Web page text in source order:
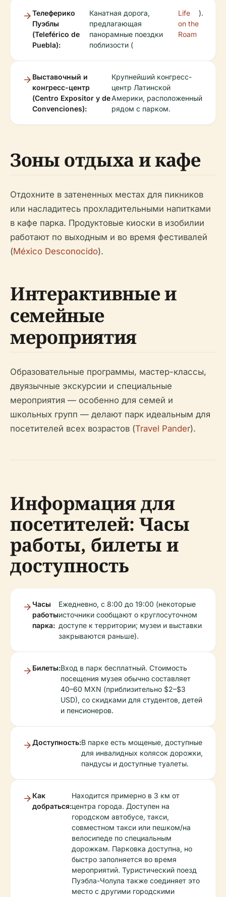
Телеферико
Пуэблы
(Teleférico de
Puebla):
Канатная дорога,
предлагающая
панорамные поездки
поблизости (
Life
on the
Roam
).
Выставочный и
конгресс-центр
(Centro Expositor y de
Convenciones):
Крупнейший конгресс-
центр Латинской
Америки, расположенный
рядом с парком.
Зоны отдыха и кафе
Отдохните в затененных местах для пикников
или насладитесь прохладительными напитками
в кафе парка. Продуктовые киоски в изобилии
работают по выходным и во время фестивалей
(México Desconocido).
Интерактивные и
семейные
мероприятия
Образовательные программы, мастер-классы,
двуязычные экскурсии и специальные
мероприятия — особенно для семей и
школьных групп — делают парк идеальным для
посетителей всех возрастов (Travel Pander).
Информация для
посетителей: Часы
работы, билеты и
доступность
Часы
работы
парка:
Ежедневно, с 8:00 до 19:00 (некоторые
источники сообщают о круглосуточном
доступе к территории; музеи и выставки
закрываются раньше).
Билеты:Вход в парк бесплатный. Стоимость
посещения музея обычно составляет
40–60 MXN (приблизительно $2–$3
USD), со скидками для студентов, детей
и пенсионеров.
Доступность:В парке есть мощеные, доступные
для инвалидных колясок дорожки,
пандусы и доступные туалеты.
Как
добраться:
Находится примерно в 3 км от
центра города. Доступен на
городском автобусе, такси,
совместном такси или пешком/на
велосипеде по специальным
дорожкам. Парковка доступна, но
быстро заполняется во время
мероприятий. Туристический поезд
Пуэбла-Чолула также соединяет это
место с другими городскими